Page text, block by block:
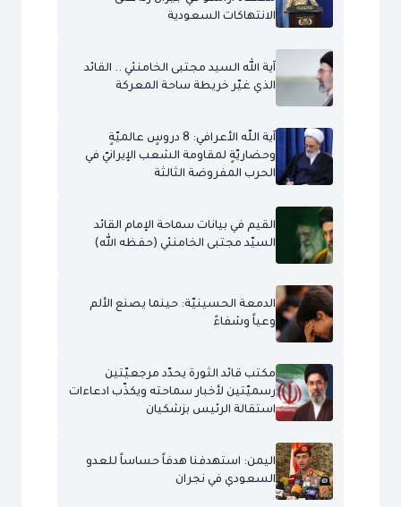
الانتهاكات السعودية
آية الله السيد مجتبى الخامنئي .. القائد
الذي غيّر خريطة ساحة المعركة
آية اللّه الأعرافي: 8 دروسٍ عالميّةٍ
وحضاريّةٍ لمقاومة الشعب الإيرانيّ في
الحرب المفروضة الثالثة
القيم في بيانات سماحة الإمام القائد
السيّد مجتبى الخامنئي (حفظه الله)
الدمعة الحسينيّة: حينما يصنع الألم
وعياً وشفاءً
مكتب قائد الثورة يحدّد مرجعيّتين
رسميّتين لأخبار سماحته ويكذّب ادعاءات
استقالة الرئيس بزشكيان
اليمن: استهدفنا هدفاً حساساً للعدو
السعودي في نجران